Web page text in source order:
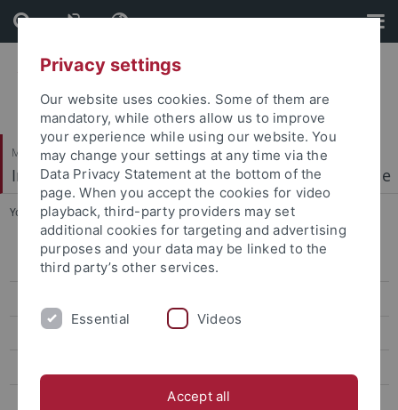
Skip
to
content
Skip
to
footer
Mathematisch-Naturwissenschaftliche Fakultät
Institut für Physikalische und Theoretische Chemie
You are here: Startseite ... Offene Stellen
home
Grenzflächeneigenschaften org. HL
Privacy settings
Our website uses cookies. Some of them are
mandatory, while others allow us to improve
your experience while using our website. You
may change your settings at any time via the
Data Privacy Statement at the bottom of the
page. When you accept the cookies for video
playback, third-party providers may set
additional cookies for targeting and advertising
purposes and your data may be linked to the
third party’s other services.
Essential Videos
Accept all